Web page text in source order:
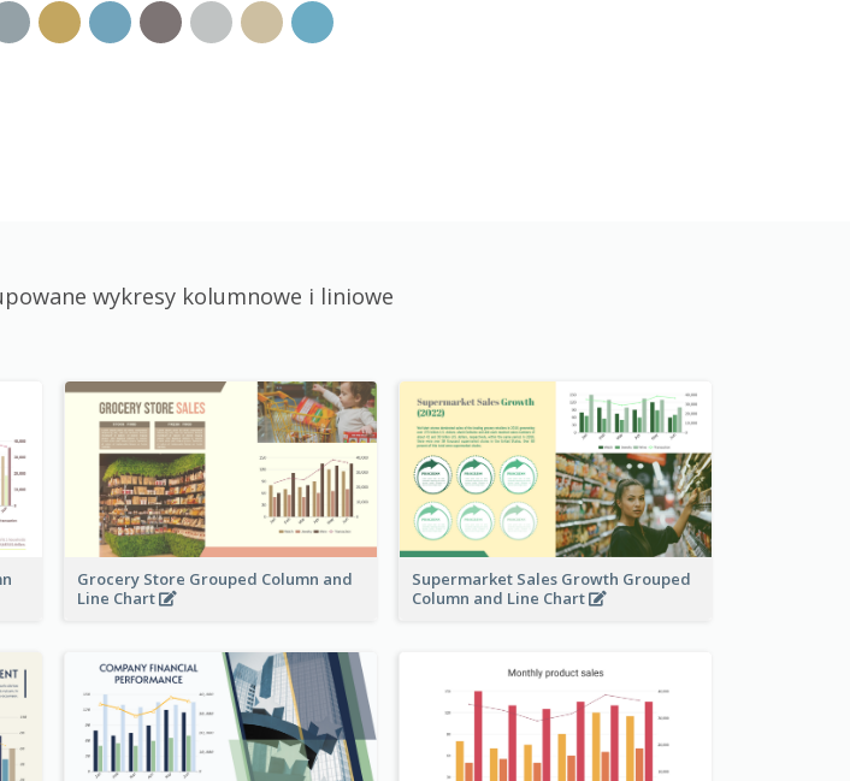
wykresy kolumnowe i liniowe
Grocery Store Grouped Column and
Line Chart
Supermarket Sales Growth Grouped
Column and Line Chart